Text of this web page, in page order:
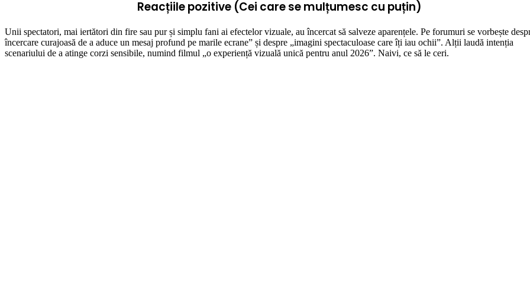
Reacțiile pozitive (Cei care se mulțumesc cu puțin)
Unii spectatori, mai iertători din fire sau pur și simplu fani ai efectelor vizuale, au încercat să salveze aparențele. Pe forumuri se vorbește
încercare curajoasă de a aduce un mesaj profund pe marile ecrane” și despre „imagini spectaculoase care îți iau ochii”. Alții laudă intenția
scenariului de a atinge corzi sensibile, numind filmul „o experiență vizuală unică pentru anul 2026”. Naivi, ce să le ceri.